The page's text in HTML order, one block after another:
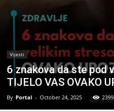
Vijesti
6 znakova da ste pod
TIJELO VAS OVAKO
By Portal - October 24, 2025 2399